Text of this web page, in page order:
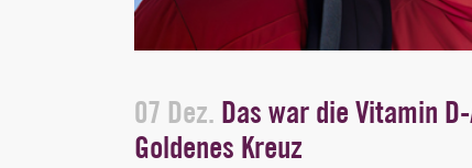
07 Dez. Das war die Vitamin
Goldenes Kreuz